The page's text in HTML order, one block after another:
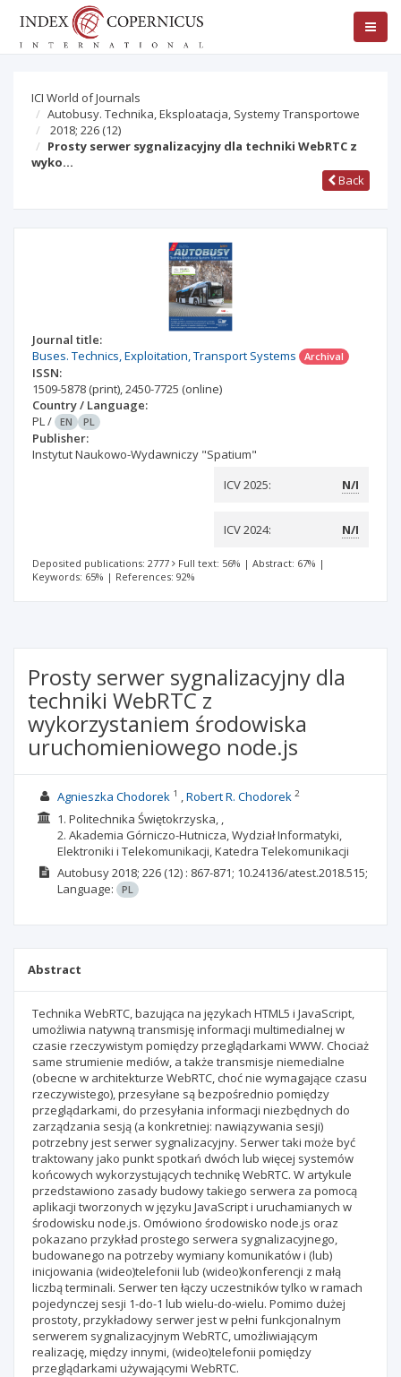
ICI World of Journals
Autobusy. Technika, Eksploatacja, Systemy Transportowe
2018; 226 (12)
Prosty serwer sygnalizacyjny dla techniki WebRTC z
wyko…
Back
Journal title:
Buses. Technics, Exploitation, Transport Systems
Archival
ISSN:
1509-5878 (print),2450-7725 (online)
Country / Language:
PL/ EN PL
Publisher:
Instytut Naukowo-Wydawniczy "Spatium"
ICV 2025:
N/I
ICV 2024: N/I
Deposited publications: 2777 Full text: 56% | Abstract: 67% |
Keywords: 65% | References: 92%
Prosty serwer sygnalizacyjny dla
techniki WebRTC z
wykorzystaniem środowiska
uruchomieniowego node.js
Agnieszka Chodorek 1 Robert R. Chodorek 2
1. Politechnika Świętokrzyska, ,
2. Akademia Górniczo-Hutnicza, Wydział Informatyki,
Elektroniki i Telekomunikacji, Katedra Telekomunikacji
Autobusy2018; 226(12) : 867-871; 10.24136/atest.2018.515;
Language:
PL
Abstract
Technika WebRTC, bazująca na językach HTML5 i JavaScript,
umożliwia natywną transmisję informacji multimedialnej w
czasie rzeczywistym pomiędzy przeglądarkami WWW. Chociaż
same strumienie mediów, a także transmisje niemedialne
(obecne w architekturze WebRTC, choć nie wymagające czasu
rzeczywistego), przesyłane są bezpośrednio pomiędzy
przeglądarkami, do przesyłania informacji niezbędnych do
zarządzania sesją (a konkretniej: nawiązywania sesji)
potrzebny jest serwer sygnalizacyjny. Serwer taki może być
traktowany jako punkt spotkań dwóch lub więcej systemów
końcowych wykorzystujących technikę WebRTC. W artykule
przedstawiono zasady budowy takiego serwera za pomocą
aplikacji tworzonych w języku JavaScript i uruchamianych w
środowisku node.js. Omówiono środowisko node.js oraz
pokazano przykład prostego serwera sygnalizacyjnego,
budowanego na potrzeby wymiany komunikatów i (lub)
inicjowania (wideo)telefonii lub (wideo)konferencji z małą
liczbą terminali. Serwer ten łączy uczestników tylko w ramach
pojedynczej sesji 1-do-1 lub wielu-do-wielu. Pomimo dużej
prostoty, przykładowy serwer jest w pełni funkcjonalnym
serwerem sygnalizacyjnym WebRTC, umożliwiającym
realizację, między innymi, (wideo)telefonii pomiędzy
przeglądarkami używającymi WebRTC.